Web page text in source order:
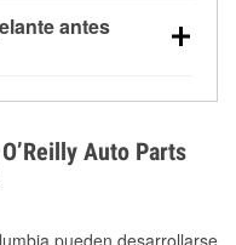
que baja la
información sobre
antes
de frío
la protección
How-To.
Auto Parts